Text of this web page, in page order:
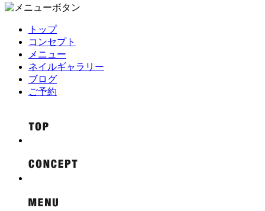
トップ
コンセプト
メニュー
ネイルギャラリー
ブログ
ご予約